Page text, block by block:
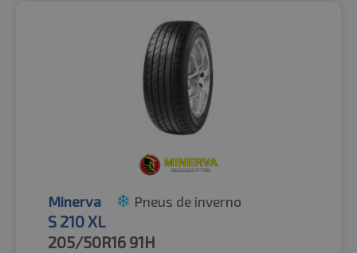
Minerva Pneus de inverno
S 210 XL
205/50R16 91H